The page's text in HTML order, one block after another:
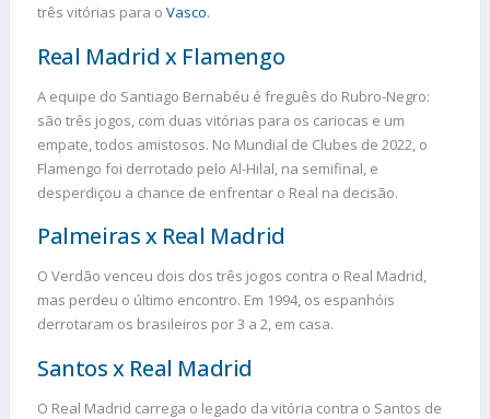
três vitórias para o Vasco.
Real Madrid x Flamengo
A equipe do Santiago Bernabéu é freguês do Rubro-Negro:
são três jogos, com duas vitórias para os cariocas e um
empate, todos amistosos. No Mundial de Clubes de 2022, o
Flamengo foi derrotado pelo Al-Hilal, na semifinal, e
desperdiçou a chance de enfrentar o Real na decisão.
Palmeiras x Real Madrid
O Verdão venceu dois dos três jogos contra o Real Madrid,
mas perdeu o último encontro. Em 1994, os espanhóis
derrotaram os brasileiros por 3 a 2, em casa.
Santos x Real Madrid
O Real Madrid carrega o legado da vitória contra o Santos de